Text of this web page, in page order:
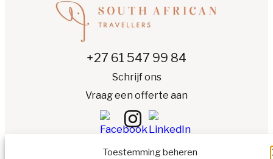
Toestemming beheren
+27 61 547 99 84
Schrijf ons
Vraag een offerte aan